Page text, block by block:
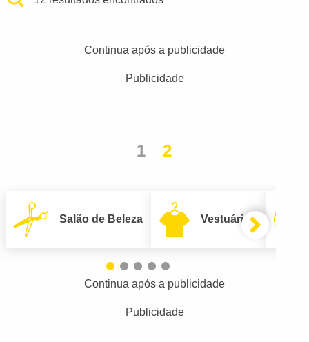
Continua após a publicidade
Publicidade
1 2
Salão de Beleza Vestuário
Continua após a publicidade
Publicidade